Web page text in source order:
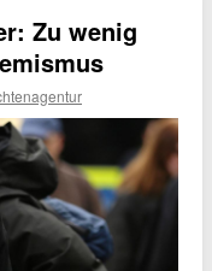
Zu wenig